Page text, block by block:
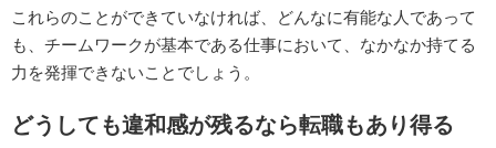
これらのことができていなければ、どんなに有能な人であって
も、チームワークが基本である仕事において、なかなか持てる
力を発揮できないことでしょう。
どうしても違和感が残るなら転職もあり得る